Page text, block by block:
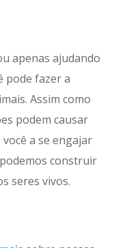
apenas ajudando
pode fazer a
Assim como
podem causar
a se engajar
construir
seres vivos.